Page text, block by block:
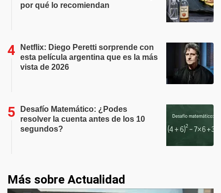
por qué lo recomiendan
Netflix: Diego Peretti sorprende con
esta película argentina que es la más
vista de 2026
Desafío Matemático: ¿Podes
resolver la cuenta antes de los 10
segundos?
Más sobre Actualidad